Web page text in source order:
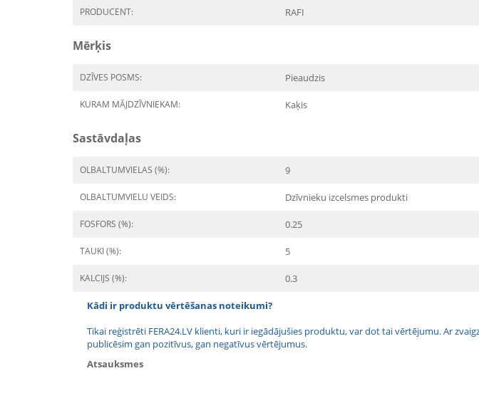
PRODUCENT: RAFI
Mērķis
DZĪVES POSMS: Pieaudzis
KURAM MĀJDZĪVNIEKAM: Kaķis
Sastāvdaļas
OLBALTUMVIELAS (%): 9
OLBALTUMVIELU VEIDS: Dzīvnieku izcelsmes produkti
FOSFORS (%): 0.25
TAUKI (%): 5
KALCIJS (%): 0.3
Kādi ir produktu vērtēšanas noteikumi?
Tikai reģistrēti FERA24.LV klienti, kuri ir iegādājušies produktu, var dot tai vērtējumu. Ar
publicēsim gan pozitīvus, gan negatīvus vērtējumus.
Atsauksmes